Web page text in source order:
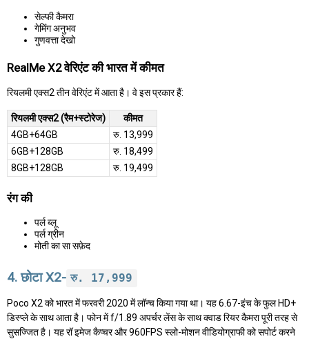
सेल्फी कैमरा
गेमिंग अनुभव
गुणवत्ता देखो
RealMe X2 वेरिएंट की भारत में कीमत
रियलमी एक्स2 तीन वेरिएंट में आता है। वे इस प्रकार हैं:
रियलमी एक्स2 (रैम+स्टोरेज)
कीमत
4GB+64GB
रु. 13,999
6GB+128GB
रु. 18,499
8GB+128GB
रु. 19,499
रंग की
पर्ल ब्लू
पर्ल ग्रीन
मोती का सा सफ़ेद
4. छोटा X2- रु. 17,999
Poco X2 को भारत में फरवरी 2020 में लॉन्च किया गया था। यह 6.67-इंच के फुल HD+
डिस्प्ले के साथ आता है। फोन में f/1.89 अपर्चर लेंस के साथ क्वाड रियर कैमरा पूरी तरह से
सुसज्जित है। यह रॉ इमेज कैप्चर और 960FPS स्लो-मोशन वीडियोग्राफी को सपोर्ट करने